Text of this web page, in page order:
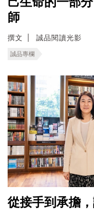
師
撰文 誠品閱讀光影
誠品專欄
從接手到承擔